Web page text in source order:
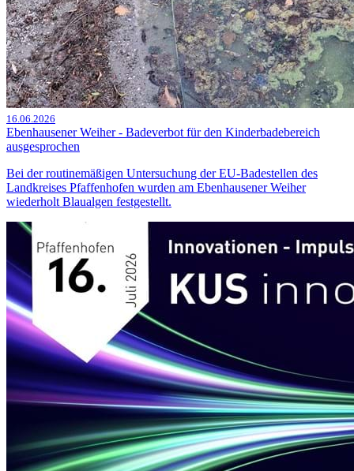
16.06.2026
Ebenhausener Weiher - Badeverbot für den Kinderbadebereich
ausgesprochen
Bei der routinemäßigen Untersuchung der EU-Badestellen des
Landkreises Pfaffenhofen wurden am Ebenhausener Weiher
wiederholt Blaualgen festgestellt.